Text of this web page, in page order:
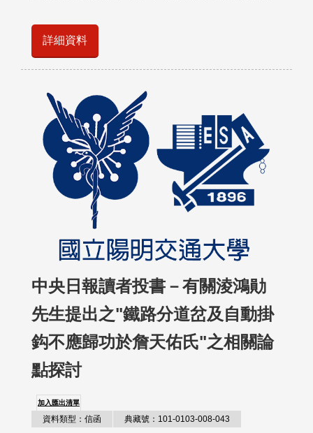
詳細資料
中央日報讀者投書－有關淩鴻勛
先生提出之"鐵路分道岔及自動掛
鈎不應歸功於詹天佑氏"之相關論
點探討
加入匯出清單
資料類型：信函 典藏號：101-0103-008-043